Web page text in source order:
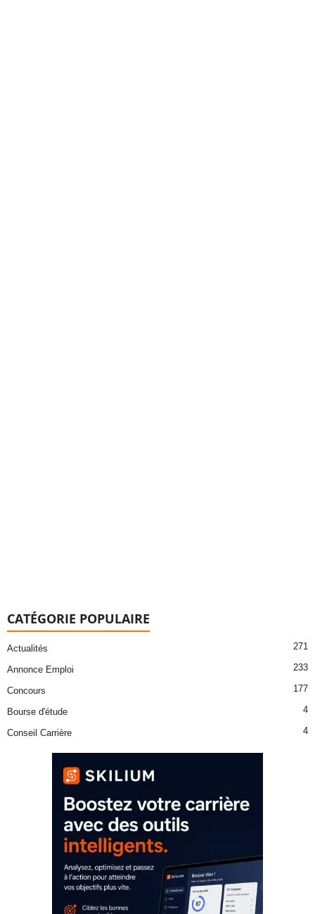
CATÉGORIE POPULAIRE
Actualités 271
Annonce Emploi 233
Concours 177
Bourse d'étude 4
Conseil Carrière 4